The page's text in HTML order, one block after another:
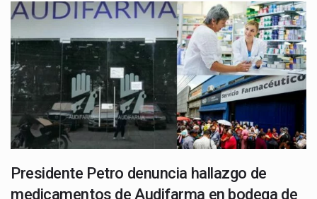
Presidente Petro denuncia hallazgo de
medicamentos de Audifarma en bodega de